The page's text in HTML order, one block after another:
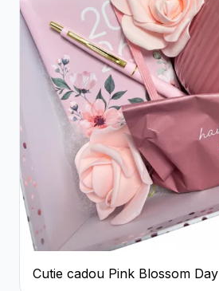
Cutie cadou Pink Blossom Day